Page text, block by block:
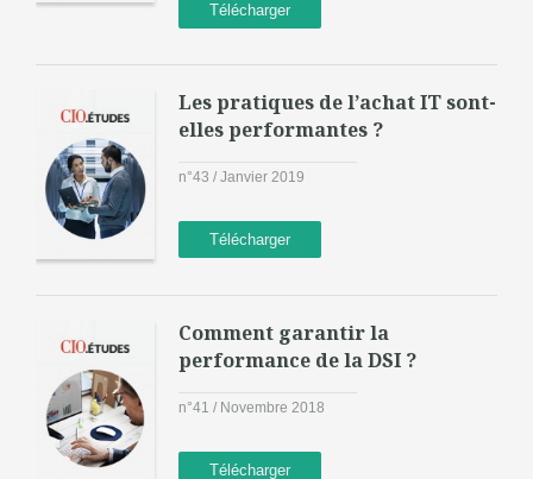
Télécharger
Les pratiques de l’achat IT sont-
elles performantes ?
n°43 / Janvier 2019
Télécharger
Comment garantir la
performance de la DSI ?
n°41 / Novembre 2018
Télécharger